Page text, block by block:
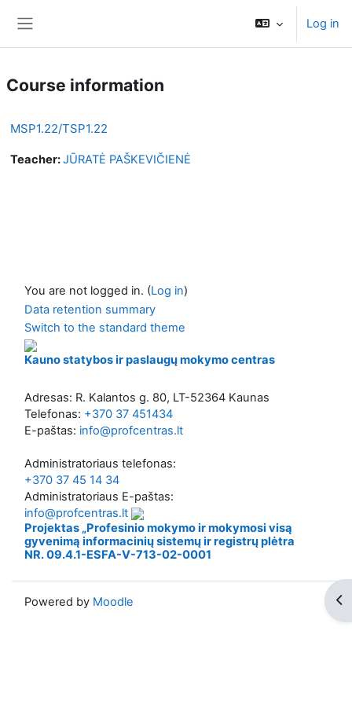
Log in
Course information
MSP1.22/TSP1.22
Teacher:JŪRATĖ PAŠKEVIČIENĖ
You are not logged in. (Log in)
Data retention summary
Switch to the standard theme
Kauno statybos ir paslaugų mokymo centras
Adresas: R. Kalantos g. 80, LT-52364 Kaunas
Telefonas: +370 37 451434
E-paštas: info@profcentras.lt
Administratoriaus telefonas:
+370 37 45 14 34
Administratoriaus E-paštas:
info@profcentras.lt
Projektas „Profesinio mokymo ir mokymosi visą
gyvenimą informacinių sistemų ir registrų plėtra
NR. 09.4.1-ESFA-V-713-02-0001
Powered by Moodle